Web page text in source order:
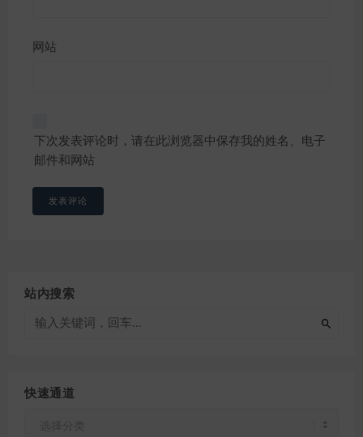
网站
下次发表评论时，请在此浏览器中保存我的姓名、电子
邮件和网站
站内搜索
快速通道